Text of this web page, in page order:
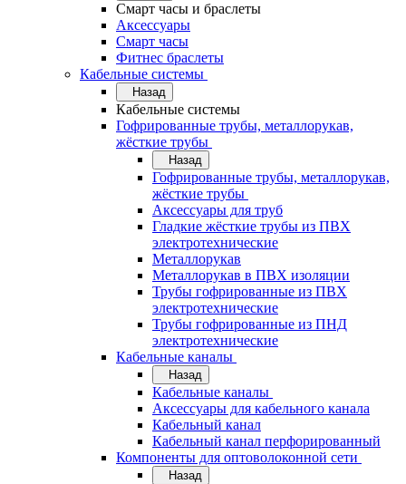
Смарт часы и браслеты
Аксессуары
Смарт часы
Фитнес браслеты
Кабельные системы
Назад
Кабельные системы
Гофрированные трубы, металлорукав,
жёсткие трубы
Назад
Гофрированные трубы, металлорукав,
жёсткие трубы
Аксессуары для труб
Гладкие жёсткие трубы из ПВХ
электротехнические
Металлорукав
Металлорукав в ПВХ изоляции
Трубы гофрированные из ПВХ
электротехнические
Трубы гофрированные из ПНД
электротехнические
Кабельные каналы
Назад
Кабельные каналы
Аксессуары для кабельного канала
Кабельный канал
Кабельный канал перфорированный
Компоненты для оптоволоконной сети
Назад